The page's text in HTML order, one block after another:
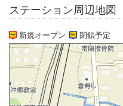
ステーション周辺地図
新規オープン 閉鎖予定